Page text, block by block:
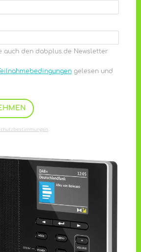
auch den dabplus.de Newsletter
gelesen und